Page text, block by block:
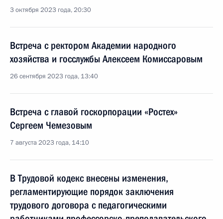
3 октября 2023 года, 20:30
Встреча с ректором Академии народного
хозяйства и госслужбы Алексеем Комиссаровым
26 сентября 2023 года, 13:40
Встреча с главой госкорпорации «Ростех»
Сергеем Чемезовым
7 августа 2023 года, 14:10
В Трудовой кодекс внесены изменения,
регламентирующие порядок заключения
трудового договора с педагогическими